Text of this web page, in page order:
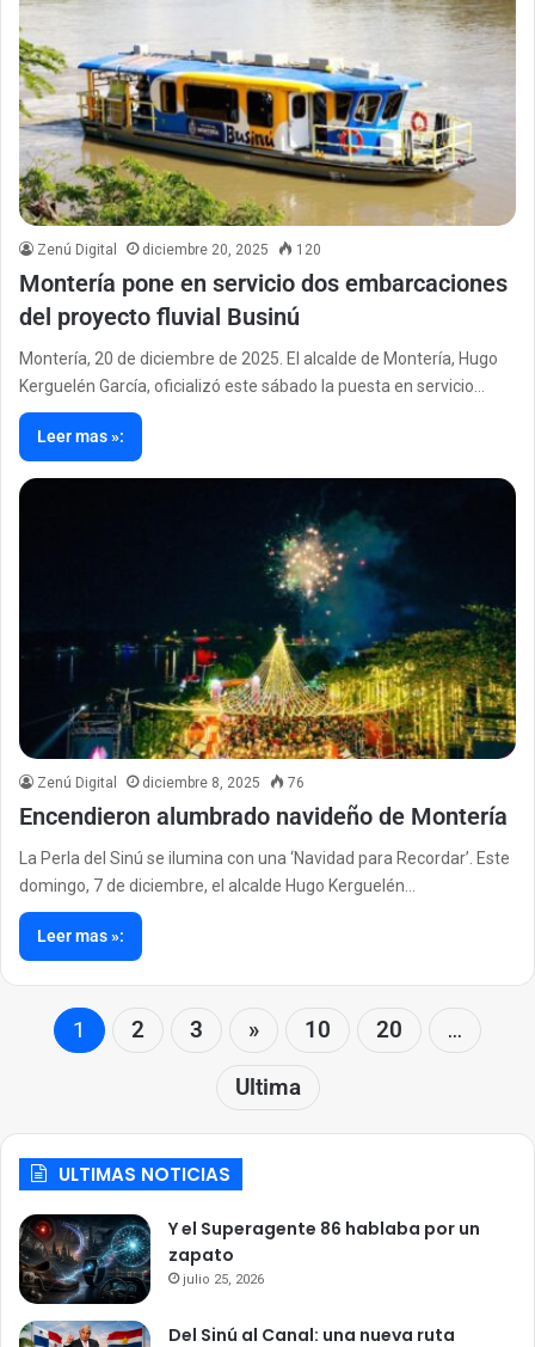
Zenú Digital diciembre 20, 2025 120
Montería pone en servicio dos embarcaciones
del proyecto fluvial Businú
Montería, 20 de diciembre de 2025. El alcalde de Montería, Hugo
Kerguelén García, oficializó este sábado la puesta en servicio…
Leer mas »:
Zenú Digital diciembre 8, 2025 76
Encendieron alumbrado navideño de Montería
La Perla del Sinú se ilumina con una ‘Navidad para Recordar’. Este
domingo, 7 de diciembre, el alcalde Hugo Kerguelén…
Leer mas »:
1 2 3 » 10 20 ...
Ultima
ULTIMAS NOTICIAS
Y el Superagente 86 hablaba por un
zapato
julio 25, 2026
Del Sinú al Canal: una nueva ruta